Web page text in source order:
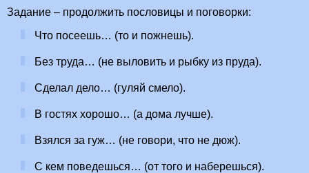
Задание – продолжить пословицы и поговорки:
Что посеешь… (то и пожнешь).
Без труда… (не выловить и рыбку из пруда).
Сделал дело… (гуляй смело).
В гостях хорошо… (а дома лучше).
Взялся за гуж… (не говори, что не дюж).
С кем поведешься… (от того и наберешься).